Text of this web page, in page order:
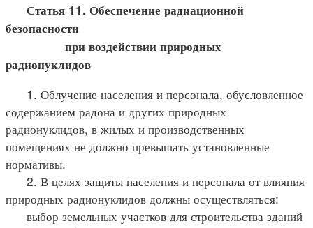
Статья 11. Обеспечение радиационной
безопасности
при воздействии природных
радионуклидов
1. Облучение населения и персонала, обусловленное
содержанием радона и других природных
радионуклидов, в жилых и производственных
помещениях не должно превышать установленные
нормативы.
2. В целях защиты населения и персонала от влияния
природных радионуклидов должны осуществляться:
выбор земельных участков для строительства зданий